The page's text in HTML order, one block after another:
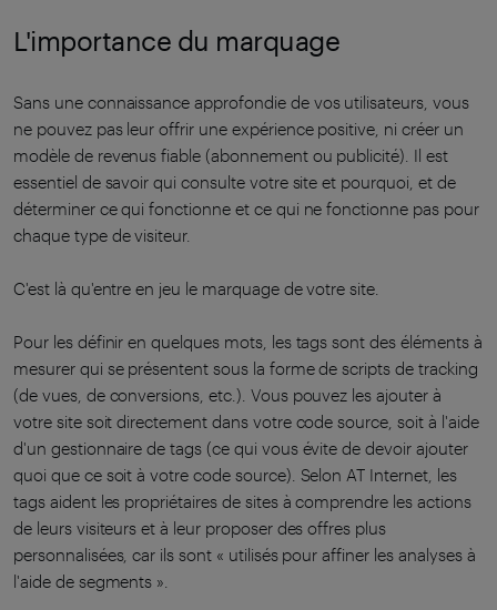
L'importance du marquage
Sans une connaissance approfondie de vos utilisateurs, vous
ne pouvez pas leur offrir une expérience positive, ni créer un
modèle de revenus fiable (abonnement ou publicité). Il est
essentiel de savoir qui consulte votre site et pourquoi, et de
déterminer ce qui fonctionne et ce qui ne fonctionne pas pour
chaque type de visiteur.
C'est là qu'entre en jeu le marquage de votre site.
Pour les définir en quelques mots, les tags sont des éléments à
mesurer qui se présentent sous la forme de scripts de tracking
(de vues, de conversions, etc.). Vous pouvez les ajouter à
votre site soit directement dans votre code source, soit à l'aide
d'un gestionnaire de tags (ce qui vous évite de devoir ajouter
quoi que ce soit à votre code source). Selon AT Internet, les
tags aident les propriétaires de sites à comprendre les actions
de leurs visiteurs et à leur proposer des offres plus
personnalisées, car ils sont « utilisés pour affiner les analyses à
l'aide de segments ».